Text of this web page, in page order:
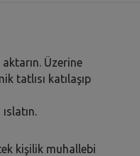
Üzerine
tatlısı katılaşıp
tek kişilik muhallebi